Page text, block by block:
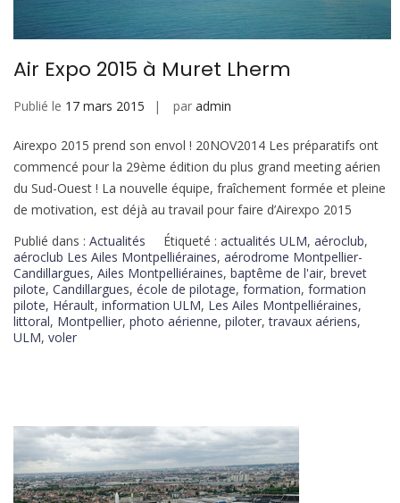
Air Expo 2015 à Muret Lherm
Publié le 17 mars 2015 par admin
Airexpo 2015 prend son envol ! 20NOV2014 Les préparatifs ont
commencé pour la 29ème édition du plus grand meeting aérien
du Sud-Ouest ! La nouvelle équipe, fraîchement formée et pleine
de motivation, est déjà au travail pour faire d’Airexpo 2015
Publié dans : Actualités Étiqueté : actualités ULM, aéroclub,
aéroclub Les Ailes Montpelliéraines, aérodrome Montpellier-
Candillargues, Ailes Montpelliéraines, baptême de l'air, brevet
pilote, Candillargues, école de pilotage, formation, formation
pilote, Hérault, information ULM, Les Ailes Montpelliéraines,
littoral, Montpellier, photo aérienne, piloter,travaux aériens,
ULM, voler